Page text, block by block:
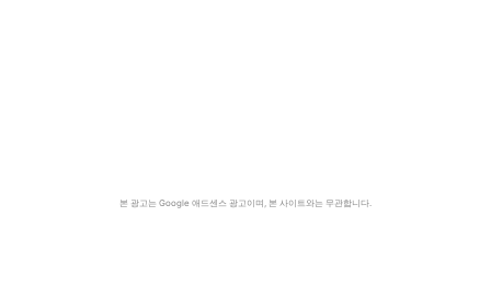
본 광고는 Google 애드센스 광고이며, 본 사이트와는 무관합니다.